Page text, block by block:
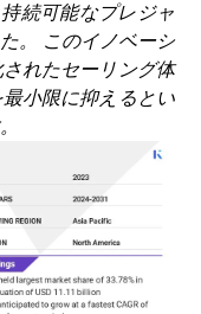
続可能なプレジャ
。
このイノベーシ
れたセーリング体
小限に抑えるとい